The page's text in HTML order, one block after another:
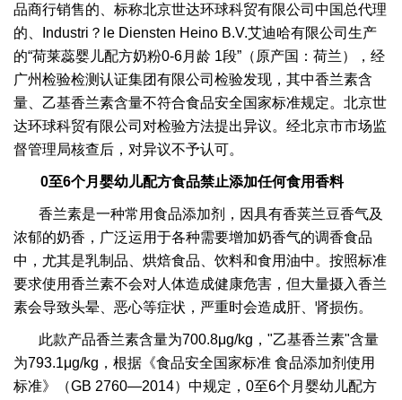
品商行销售的、标称北京世达环球科贸有限公司中国总代理
的、Industri？le Diensten Heino B.V.艾迪哈有限公司生产
的“荷莱蕊婴儿配方奶粉0-6月龄 1段”（原产国：荷兰），经
广州检验检测认证集团有限公司检验发现，其中香兰素含
量、乙基香兰素含量不符合食品安全国家标准规定。北京世
达环球科贸有限公司对检验方法提出异议。经北京市市场监
督管理局核查后，对异议不予认可。
0至6个月婴幼儿配方食品禁止添加任何食用香料
香兰素是一种常用食品添加剂，因具有香荚兰豆香气及
浓郁的奶香，广泛运用于各种需要增加奶香气的调香食品
中，尤其是乳制品、烘焙食品、饮料和食用油中。按照标准
要求使用香兰素不会对人体造成健康危害，但大量摄入香兰
素会导致头晕、恶心等症状，严重时会造成肝、肾损伤。
此款产品香兰素含量为700.8μg/kg，"乙基香兰素"含量
为793.1μg/kg，根据《食品安全国家标准 食品添加剂使用
标准》（GB 2760—2014）中规定，0至6个月婴幼儿配方